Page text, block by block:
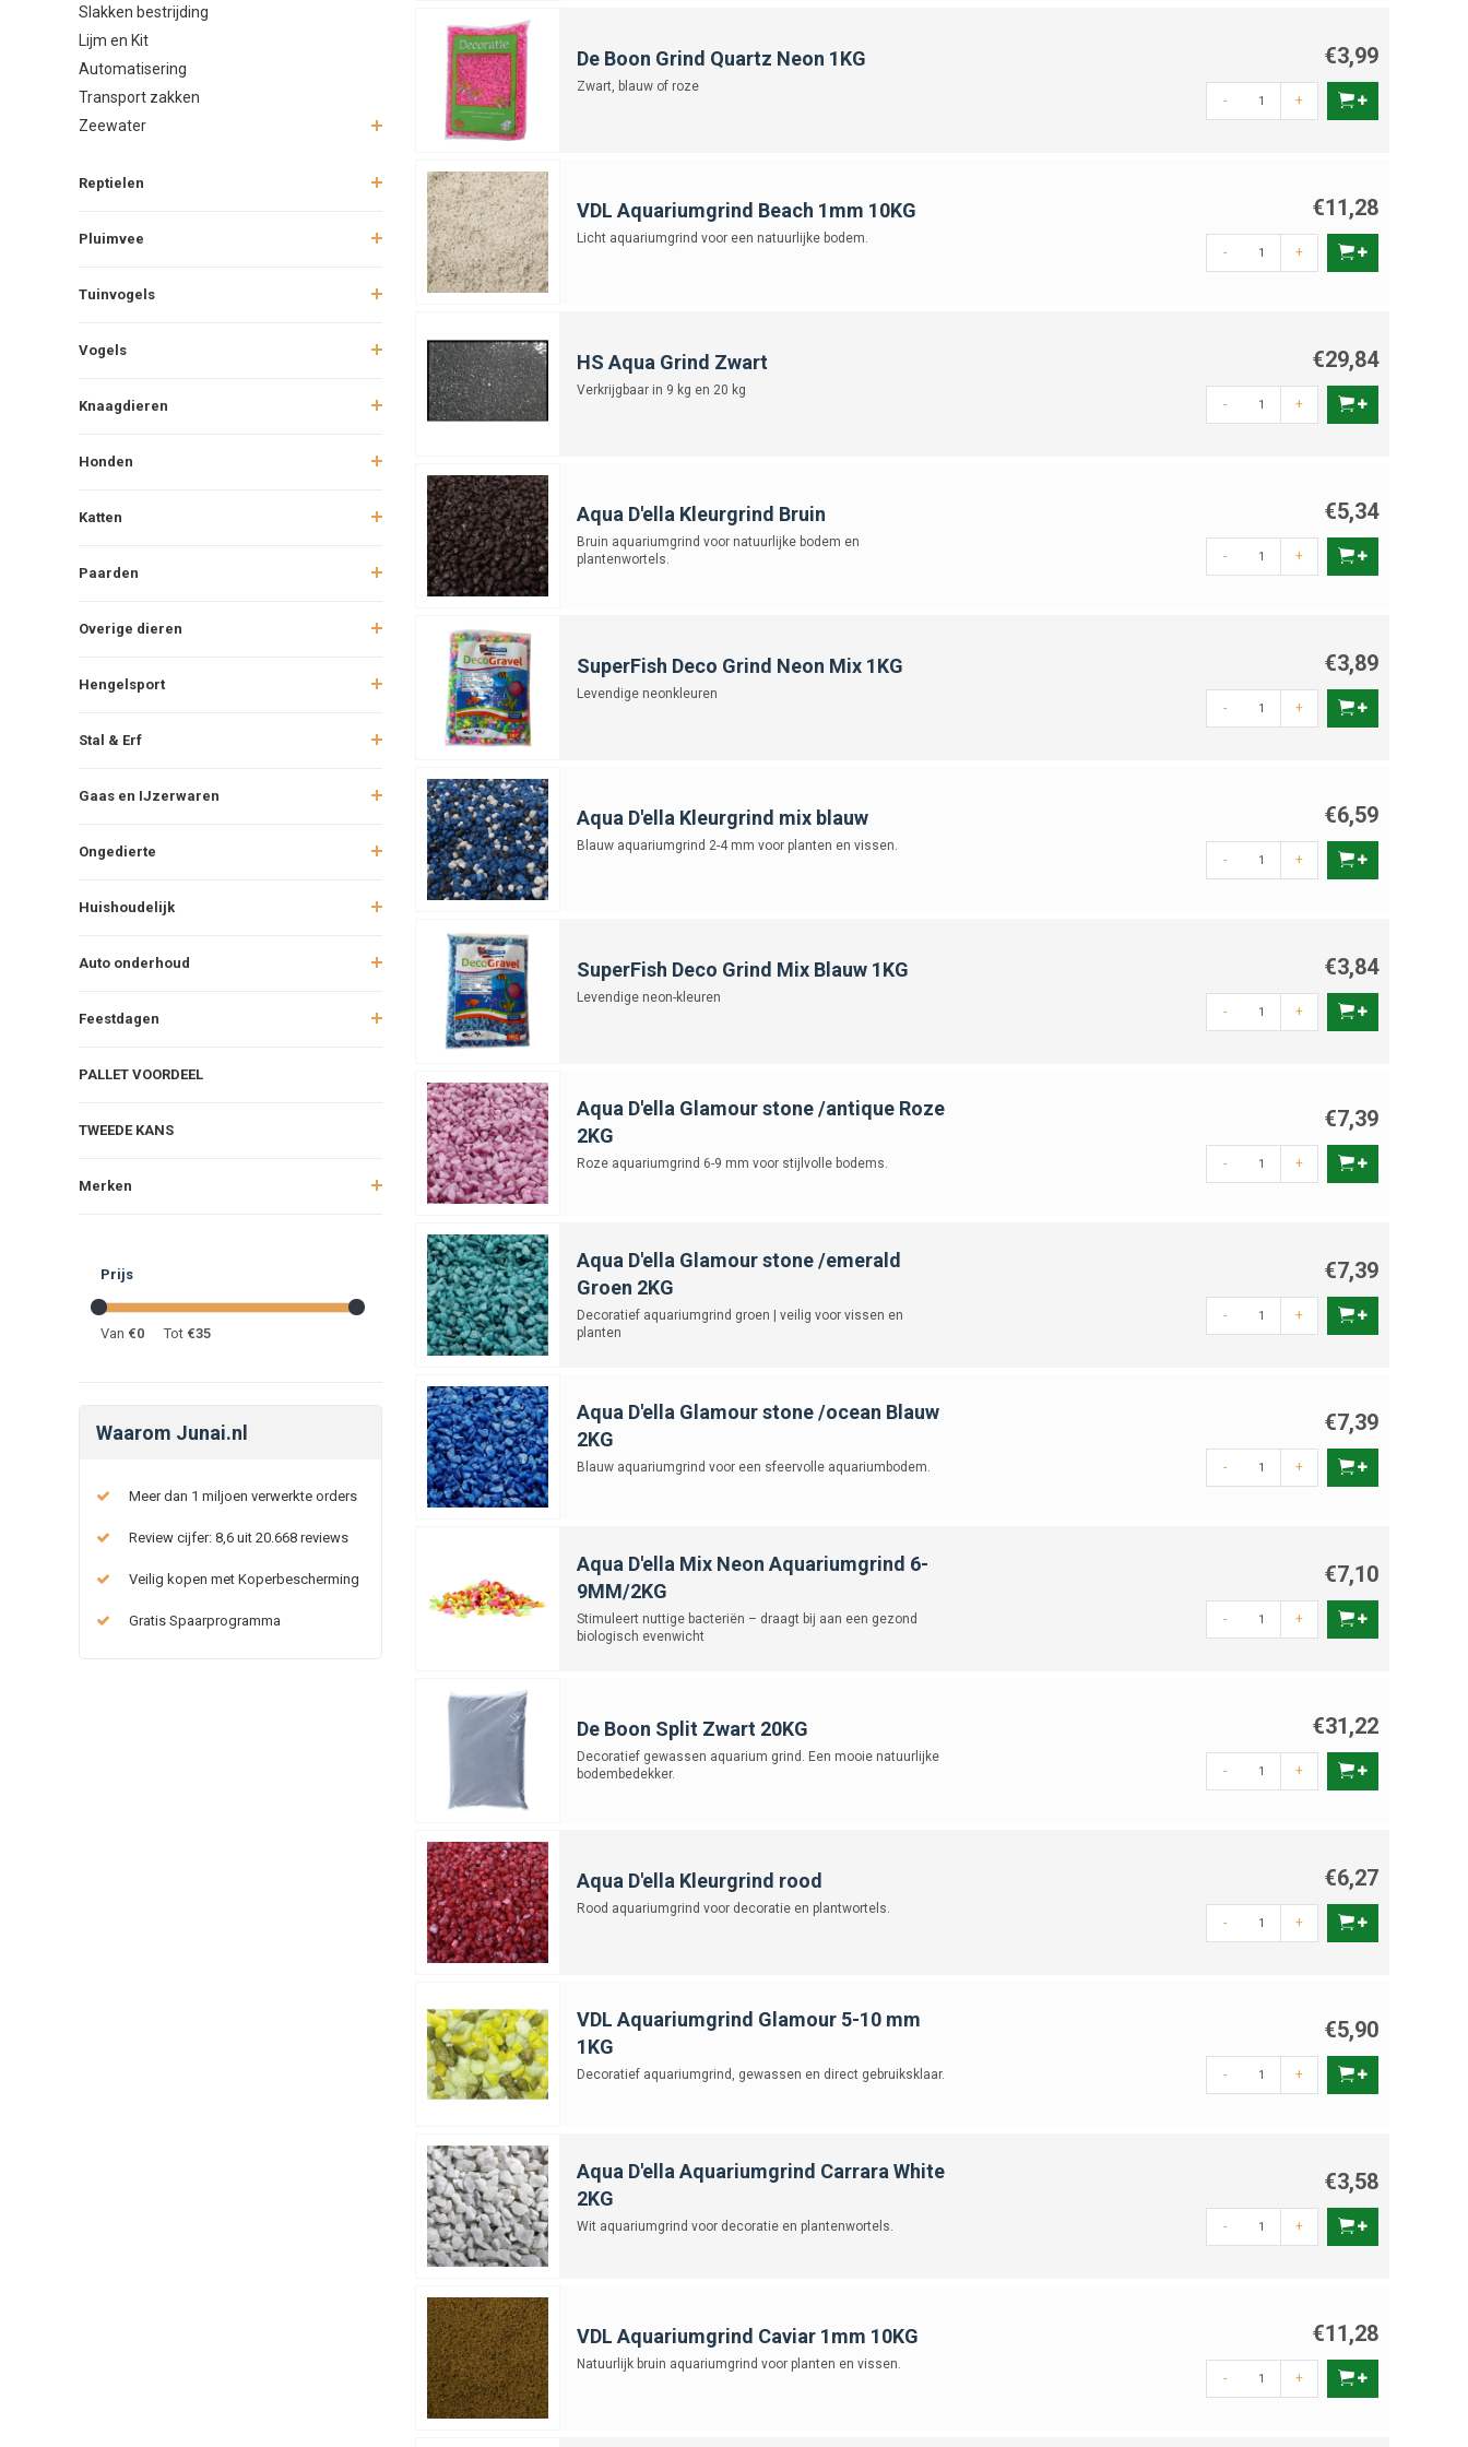
Slakken bestrijding
Lijm en Kit
Automatisering
Transport zakken
Zeewater
Reptielen
Pluimvee
Tuinvogels
Vogels
Knaagdieren
Honden
Katten
Paarden
Overige dieren
Hengelsport
Stal & Erf
Gaas en IJzerwaren
Ongedierte
Huishoudelijk
Auto onderhoud
Feestdagen
PALLET VOORDEEL
TWEEDE KANS
Merken
Prijs
Van €0 Tot €35
Waarom Junai.nl
Meer dan 1 miljoen verwerkte orders
Review cijfer: 8,6 uit 20.668 reviews
Veilig kopen met Koperbescherming
Gratis Spaarprogramma
tintje wil geven.
De Boon Grind Quartz Neon 1KG
Zwart, blauw of roze
€3,99
- +
VDL Aquariumgrind Beach 1mm 10KG
Licht aquariumgrind voor een natuurlijke bodem.
€11,28
- +
HS Aqua Grind Zwart
Verkrijgbaar in 9 kg en 20 kg
€29,84
- +
Aqua D'ella Kleurgrind Bruin
Bruin aquariumgrind voor natuurlijke bodem en
plantenwortels.
€5,34
- +
SuperFish Deco Grind Neon Mix 1KG
Levendige neonkleuren
€3,89
- +
Aqua D'ella Kleurgrind mix blauw
Blauw aquariumgrind 2-4 mm voor planten en vissen.
€6,59
- +
SuperFish Deco Grind Mix Blauw 1KG
Levendige neon-kleuren
€3,84
- +
Aqua D'ella Glamour stone /antique Roze
2KG
Roze aquariumgrind 6-9 mm voor stijlvolle bodems.
€7,39
- +
Aqua D'ella Glamour stone /emerald
Groen 2KG
Decoratief aquariumgrind groen | veilig voor vissen en
planten
€7,39
- +
Aqua D'ella Glamour stone /ocean Blauw
2KG
Blauw aquariumgrind voor een sfeervolle aquariumbodem.
€7,39
- +
Aqua D'ella Mix Neon Aquariumgrind 6-
9MM/2KG
Stimuleert nuttige bacteriën – draagt bij aan een gezond
biologisch evenwicht
€7,10
- +
De Boon Split Zwart 20KG
Decoratief gewassen aquarium grind. Een mooie natuurlijke
bodembedekker.
€31,22
- +
Aqua D'ella Kleurgrind rood
Rood aquariumgrind voor decoratie en plantwortels.
€6,27
- +
VDL Aquariumgrind Glamour 5-10 mm
1KG
Decoratief aquariumgrind, gewassen en direct gebruiksklaar.
€5,90
- +
Aqua D'ella Aquariumgrind Carrara White
2KG
Wit aquariumgrind voor decoratie en plantenwortels.
€3,58
- +
VDL Aquariumgrind Caviar 1mm 10KG
Natuurlijk bruin aquariumgrind voor planten en vissen.
€11,28
- +